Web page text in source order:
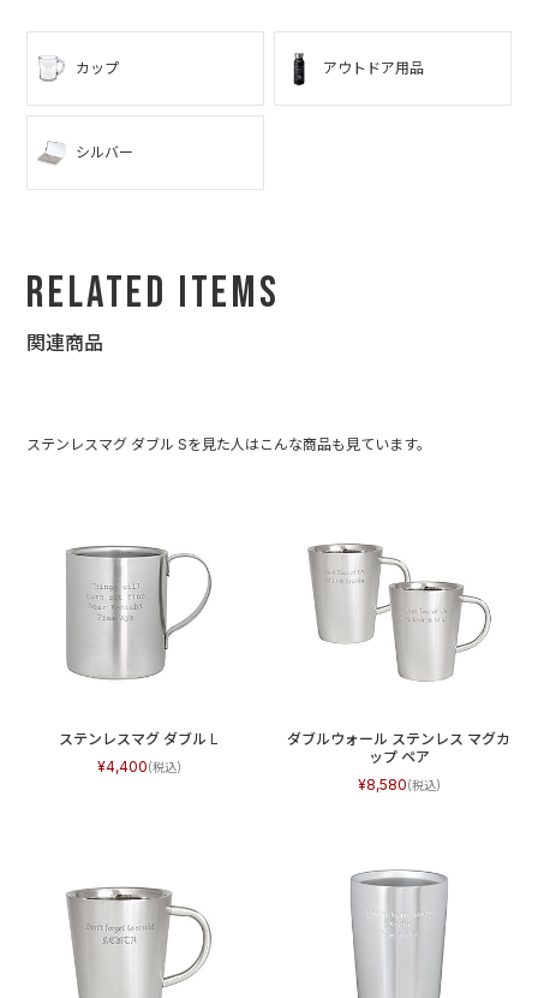
カップ アウトドア用品
シルバー
Related Items
関連商品
ステンレスマグ ダブル Sを見た人はこんな商品も見ています。
ステンレスマグ ダブル L
4,400
ダブルウォール ステンレス マグカ
ップ ペア
8,580